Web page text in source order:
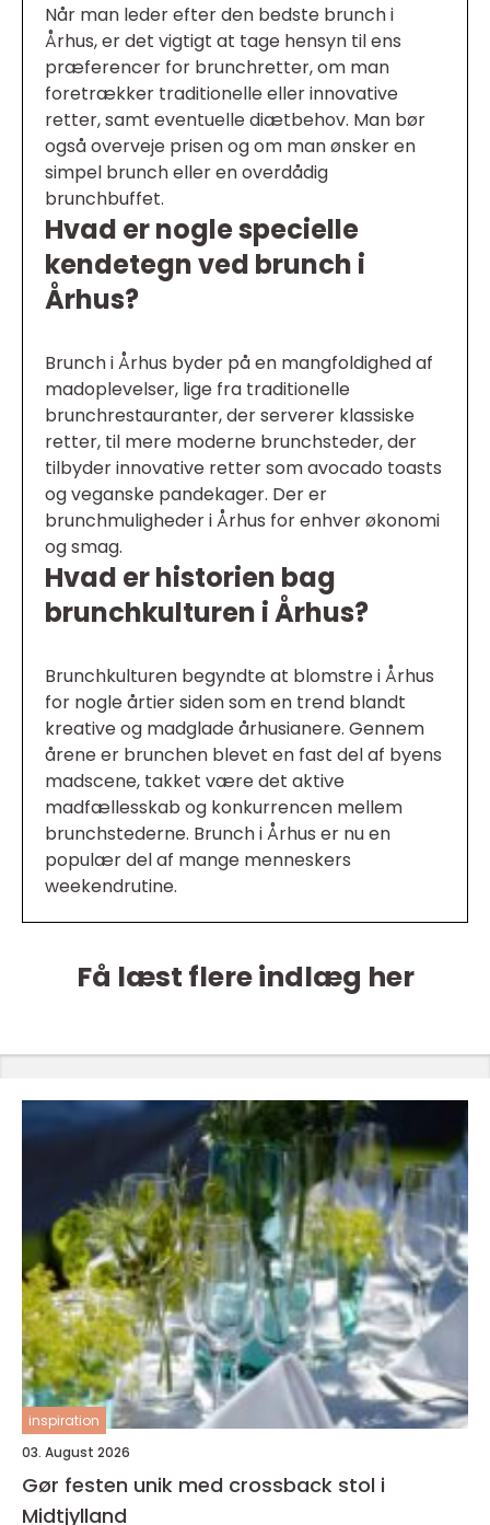
Når man leder efter den bedste brunch i
Århus, er det vigtigt at tage hensyn til ens
præferencer for brunchretter, om man
foretrækker traditionelle eller innovative
retter, samt eventuelle diætbehov. Man bør
også overveje prisen og om man ønsker en
simpel brunch eller en overdådig
brunchbuffet.
Hvad er nogle specielle
kendetegn ved brunch i
Århus?
Brunch i Århus byder på en mangfoldighed af
madoplevelser, lige fra traditionelle
brunchrestauranter, der serverer klassiske
retter, til mere moderne brunchsteder, der
tilbyder innovative retter som avocado toasts
og veganske pandekager. Der er
brunchmuligheder i Århus for enhver økonomi
og smag.
Hvad er historien bag
brunchkulturen i Århus?
Brunchkulturen begyndte at blomstre i Århus
for nogle årtier siden som en trend blandt
kreative og madglade århusianere. Gennem
årene er brunchen blevet en fast del af byens
madscene, takket være det aktive
madfællesskab og konkurrencen mellem
brunchstederne. Brunch i Århus er nu en
populær del af mange menneskers
weekendrutine.
Få læst flere indlæg her
inspiration
03. August 2026
Gør festen unik med crossback stol i
Midtjylland